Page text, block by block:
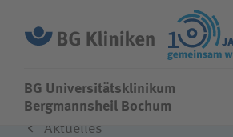
BG Universitätsklinikum
BG Universitätsklinikum
Bergmannsheil Bochum
Aktuelles